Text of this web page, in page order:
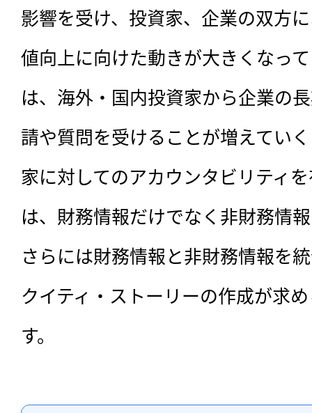
影響を受け、投資家、企業の双方
値向上に向けた動きが大きくなっ
は、海外・国内投資家から企業の
請や質問を受けることが増えてい
家に対してのアカウンタビリティ
は、財務情報だけでなく非財務情
さらには財務情報と非財務情報を
クイティ・ストーリーの作成が求
す。